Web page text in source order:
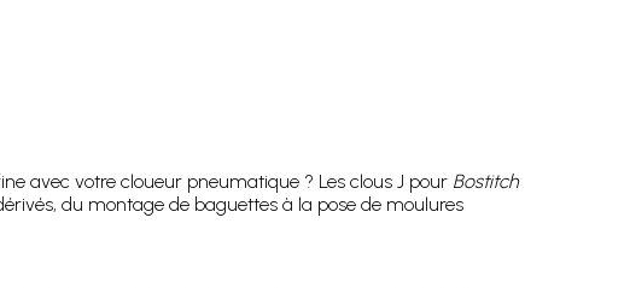
avec votre cloueur pneumatique ? Les clous J pour Bostitch
du montage de baguettes à la pose de moulures